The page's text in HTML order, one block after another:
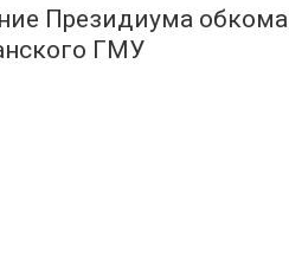
Президиума обкома
ГМУ